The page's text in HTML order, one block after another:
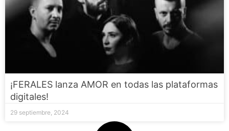
¡FERALES lanza AMOR en todas las plataformas
digitales!
29 septiembre, 2024